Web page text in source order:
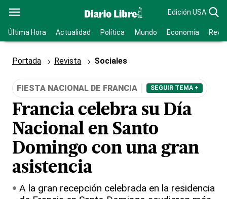
Edición USA
Última Hora Actualidad Política Mundo Economía
Portada Revista Sociales
FIESTA NACIONAL DE FRANCIA SEGUIR TEMA +
Francia celebra su Día
Nacional en Santo
Domingo con una gran
asistencia
A la gran recepción celebrada en la residencia